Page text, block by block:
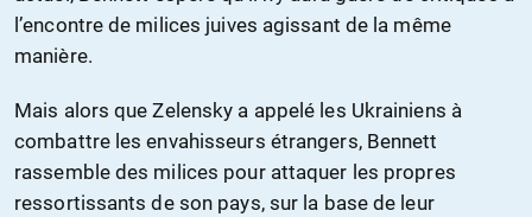
l’encontre de milices juives agissant de la même
manière.
Mais alors que Zelensky a appelé les Ukrainiens à
combattre les envahisseurs étrangers, Bennett
rassemble des milices pour attaquer les propres
ressortissants de son pays, sur la base de leur